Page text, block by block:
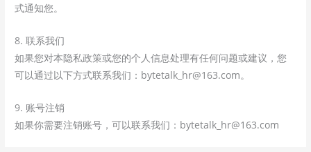
式通知您。
8. 联系我们
如果您对本隐私政策或您的个人信息处理有任何问题或建议，您
可以通过以下方式联系我们：bytetalk_hr@163.com。
9. 账号注销
如果你需要注销账号，可以联系我们：bytetalk_hr@163.com